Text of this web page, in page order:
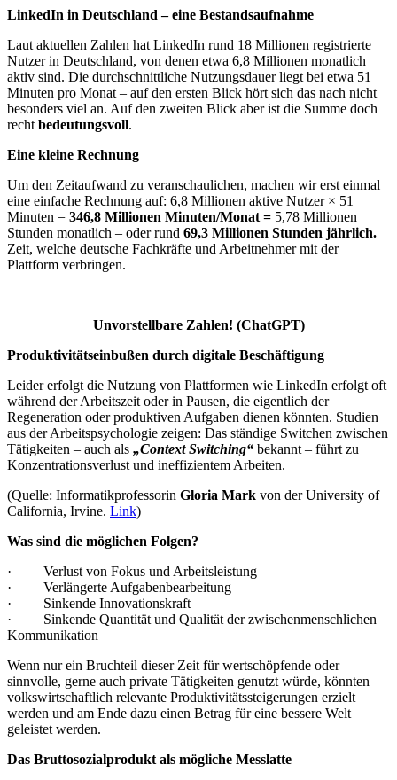
LinkedIn in Deutschland – eine Bestandsaufnahme
Laut aktuellen Zahlen hat LinkedIn rund 18 Millionen registrierte
Nutzer in Deutschland, von denen etwa 6,8 Millionen monatlich
aktiv sind. Die durchschnittliche Nutzungsdauer liegt bei etwa 51
Minuten pro Monat – auf den ersten Blick hört sich das nach nicht
besonders viel an. Auf den zweiten Blick aber ist die Summe doch
recht bedeutungsvoll.
Eine kleine Rechnung
Um den Zeitaufwand zu veranschaulichen, machen wir erst einmal
eine einfache Rechnung auf: 6,8 Millionen aktive Nutzer × 51
Minuten = 346,8 Millionen Minuten/Monat = 5,78 Millionen
Stunden monatlich – oder rund 69,3 Millionen Stunden jährlich.
Zeit, welche deutsche Fachkräfte und Arbeitnehmer mit der
Plattform verbringen.
Unvorstellbare Zahlen! (ChatGPT)
Produktivitätseinbußen durch digitale Beschäftigung
Leider erfolgt die Nutzung von Plattformen wie LinkedIn erfolgt oft
während der Arbeitszeit oder in Pausen, die eigentlich der
Regeneration oder produktiven Aufgaben dienen könnten. Studien
aus der Arbeitspsychologie zeigen: Das ständige Switchen zwischen
Tätigkeiten – auch als „Context Switching“ bekannt – führt zu
Konzentrationsverlust und ineffizientem Arbeiten.
(Quelle: Informatikprofessorin Gloria Mark von der University of
California, Irvine. Link)
Was sind die möglichen Folgen?
· Verlust von Fokus und Arbeitsleistung
· Verlängerte Aufgabenbearbeitung
· Sinkende Innovationskraft
· Sinkende Quantität und Qualität der zwischenmenschlichen
Kommunikation
Wenn nur ein Bruchteil dieser Zeit für wertschöpfende oder
sinnvolle, gerne auch private Tätigkeiten genutzt würde, könnten
volkswirtschaftlich relevante Produktivitätssteigerungen erzielt
werden und am Ende dazu einen Betrag für eine bessere Welt
geleistet werden.
Das Bruttosozialprodukt als mögliche Messlatte